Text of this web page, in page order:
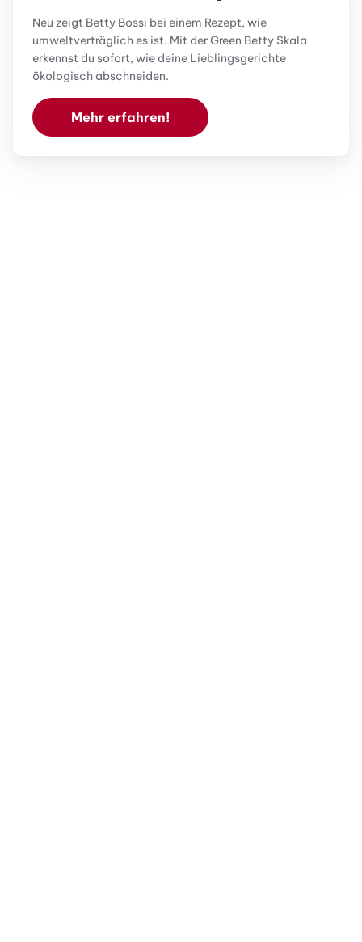
Neu zeigt Betty Bossi bei einem Rezept, wie
umweltverträglich es ist. Mit der Green Betty Skala
erkennst du sofort, wie deine Lieblingsgerichte
ökologisch abschneiden.
Mehr erfahren!